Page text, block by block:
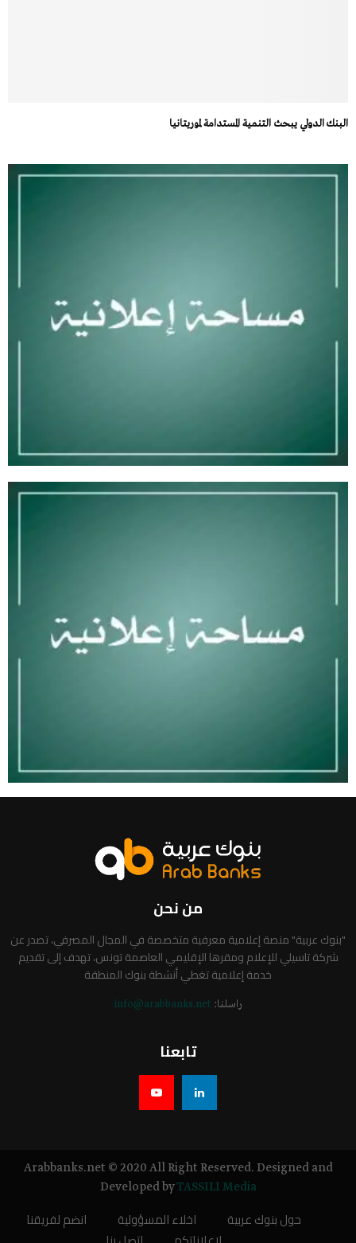
البنك الدولي يبحث التنمية المستدامة لموريتانيا
من نحن
"بنوك عربية" منصة إعلامية معرفية متخصصة في المجال المصرفي، تصدر عن
شركة تاسيلي للإعلام ومقرها الإقليمي العاصمة تونس، تهدف إلى تقديم
خدمة إعلامية تغطي أنشطة بنوك المنطقة
راسلنا: info@arabbanks.net
تابعنا
Arabbanks.net © 2020 All Right Reserved. Designed and
Developed byTASSILI Media
حول بنوك عربية اخلاء المسؤولية
انضم لفريقنا